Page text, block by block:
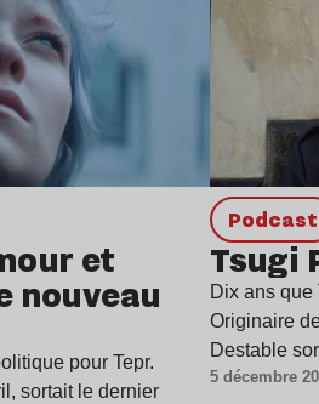
et
nouveau
pour Tepr.
sortait le dernier
podcast
Tsugi
Dix ans que
Originaire
Destable
5 décembre